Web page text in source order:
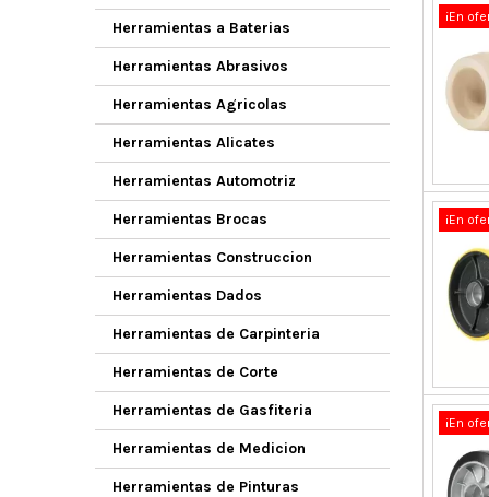
Herramientas a Baterias
Herramientas Abrasivos
Herramientas Agricolas
Herramientas Alicates
Herramientas Automotriz
Herramientas Brocas
Herramientas Construccion
Herramientas Dados
Herramientas de Carpinteria
Herramientas de Corte
Herramientas de Gasfiteria
Herramientas de Medicion
Herramientas de Pinturas
¡En
¡En
¡En